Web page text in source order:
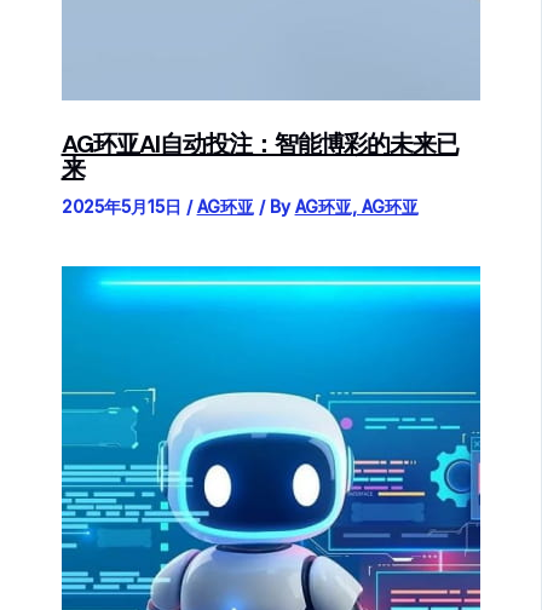
AG环亚AI自动投注：智能博彩的未来已
来
2025年5月15日 /AG环亚 / ByAG环亚, AG环亚